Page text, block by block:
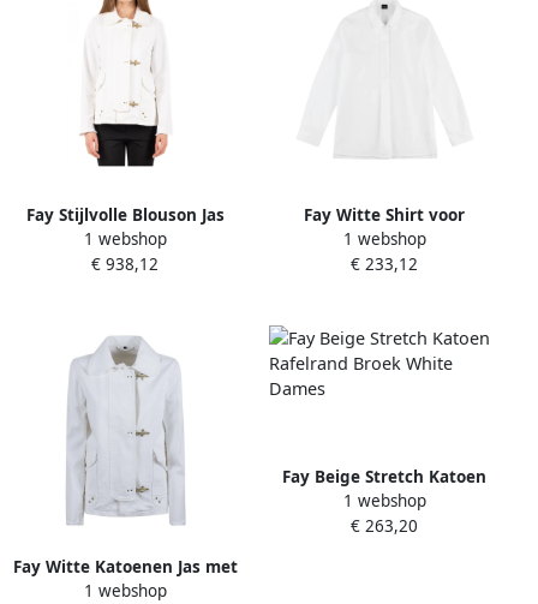
Fay Stijlvolle Blouson Jas
White Dames
1 webshop
€ 938,12
Fay Witte Shirt voor
Mannen White Dames
1 webshop
€ 233,12
Fay Witte Katoenen Jas met
Rafelige Afwerking White
1 webshop
Fay Beige Stretch Katoen
Rafelrand Broek White
Dames
1 webshop
€ 263,20